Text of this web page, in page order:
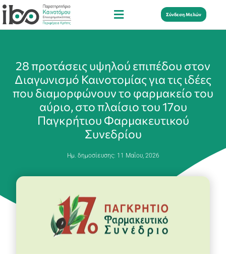
Σύνδεση Μελών
28 προτάσεις υψηλού επιπέδου στον
Διαγωνισμό Καινοτομίας για τις ιδέες
που διαμορφώνουν το φαρμακείο του
αύριο, στο πλαίσιο του 17ου
Παγκρήτιου Φαρμακευτικού
Συνεδρίου
Ημ. δημοσίευσης: 11 Μαΐου, 2026